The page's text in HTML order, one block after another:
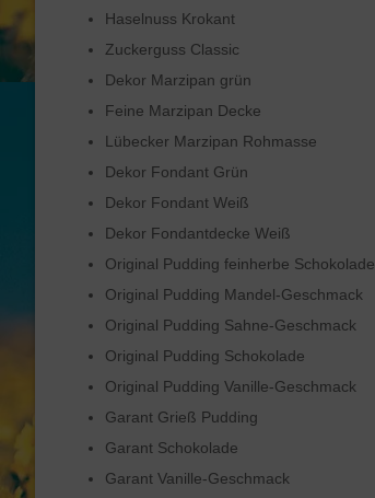
Haselnuss Krokant
Zuckerguss Classic
Dekor Marzipan grün
Feine Marzipan Decke
Lübecker Marzipan Rohmasse
Dekor Fondant Grün
Dekor Fondant Weiß
Dekor Fondantdecke Weiß
Original Pudding feinherbe Schokolade
Original Pudding Mandel-Geschmack
Original Pudding Sahne-Geschmack
Original Pudding Schokolade
Original Pudding Vanille-Geschmack
Garant Grieß Pudding
Garant Schokolade
Garant Vanille-Geschmack